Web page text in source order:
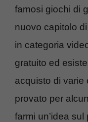
famosi giochi di
nuovo capitolo
in categoria
gratuito ed
acquisto di varie
provato per
farmi un’idea